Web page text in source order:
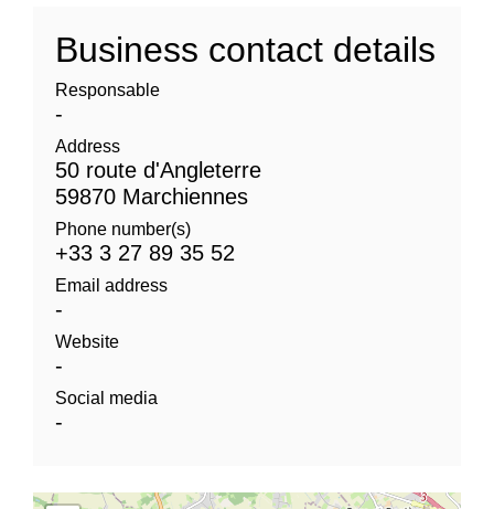
Business contact details
Responsable
-
Address
50 route d'Angleterre
59870 Marchiennes
Phone number(s)
+33 3 27 89 35 52
Email address
-
Website
-
Social media
-